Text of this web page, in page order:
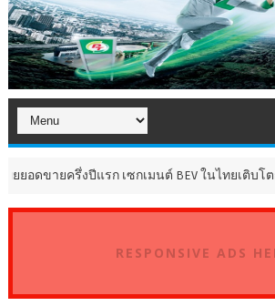
ายครึ่งปีแรก เซกเมนต์ BEV ในไทยเติบโตกว่า
RESPONSIVE ADS